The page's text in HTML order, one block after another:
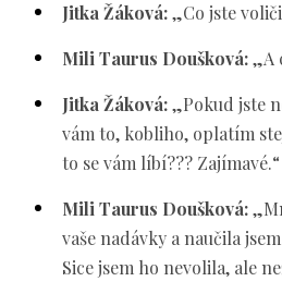
Jitka Žáková:„Co jste
Mili Taurus Doušková:„A
Jitka Žáková:„Pokud jste
vám to, kobliho, oplatím
to se vám líbí??? Zajímavé.“
Mili Taurus Doušková:
vaše nadávky a naučila
Sice jsem ho nevolila, ale